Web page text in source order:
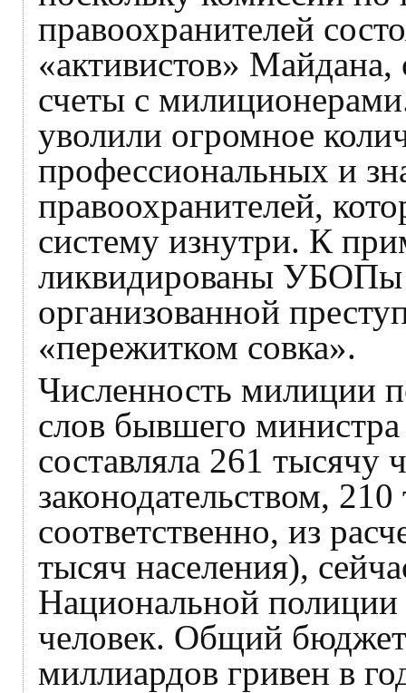
правоохранителей
«активистов»
счеты с
уволили огромное
профессиональных и
правоохранителей,
систему изнутри. К
ликвидированы УБОПы
организованной
«пережитком совка».
Численность милиции
слов бывшего
составляла 261 тысячу
законодательством,
соответственно, из
тысяч населения),
Национальной полиции
человек. Общий
миллиардов гривен в